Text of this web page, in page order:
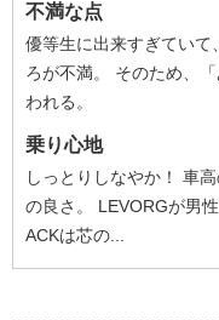
不満な点
優等生に出来すぎていて
ろが不満。 そのため、
われる。
乗り心地
しっとりしなやか！ 車
の良さ。 LEVORGが男
ACKは芯の...